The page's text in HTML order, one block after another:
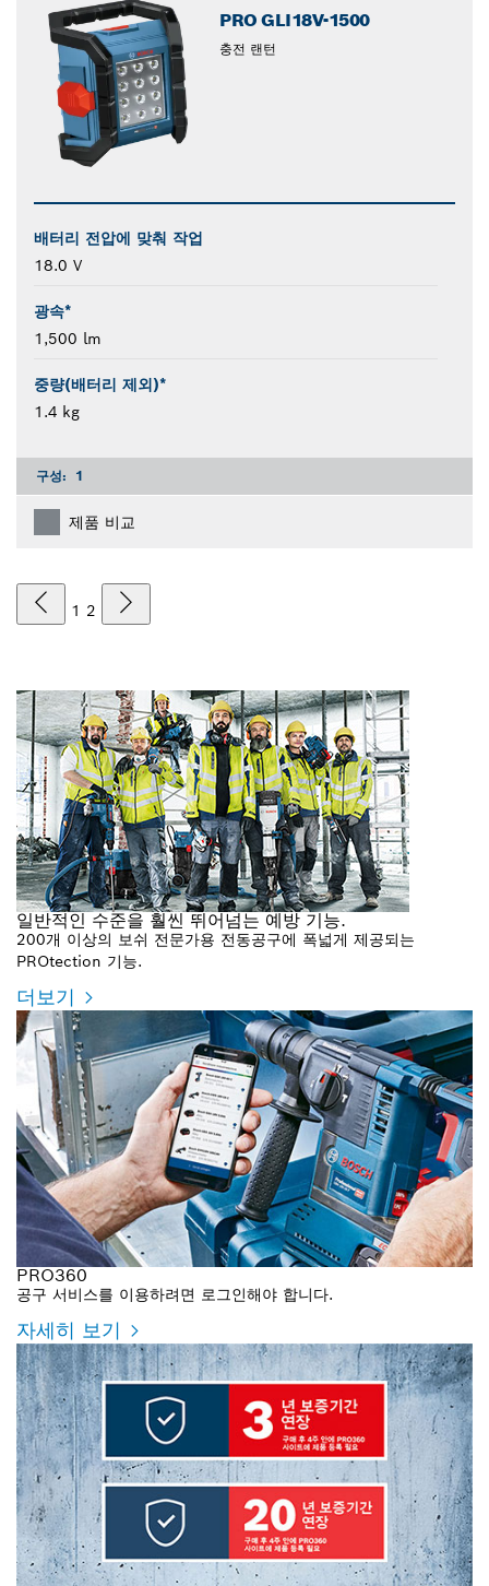
PRO GLI18V-1500
충전 랜턴
배터리 전압에 맞춰 작업
18.0 V
광속*
1,500 lm
중량(배터리 제외)*
1.4 kg
구성: 1
제품 비교
1 2
일반적인 수준을 훨씬 뛰어넘는 예방 기능.
200개 이상의 보쉬 전문가용 전동공구에 폭넓게 제공되는
PROtection 기능.
더보기
PRO360
공구 서비스를 이용하려면 로그인해야 합니다.
자세히 보기